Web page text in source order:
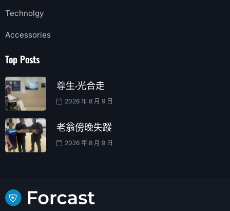
Technolgy
Accessories
Top Posts
尊生·光合走
2026 年 8 月 9 日
老翁傍晚失蹤
2026 年 8 月 9 日